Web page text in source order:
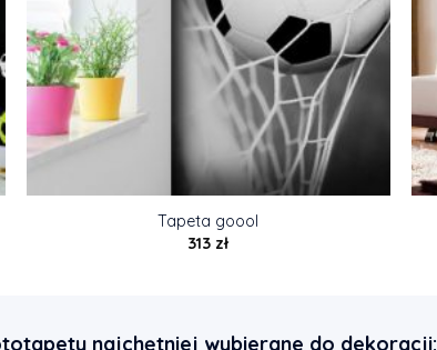
Tapeta goool
313 zł
najchętniej wybierane do dekoracji: